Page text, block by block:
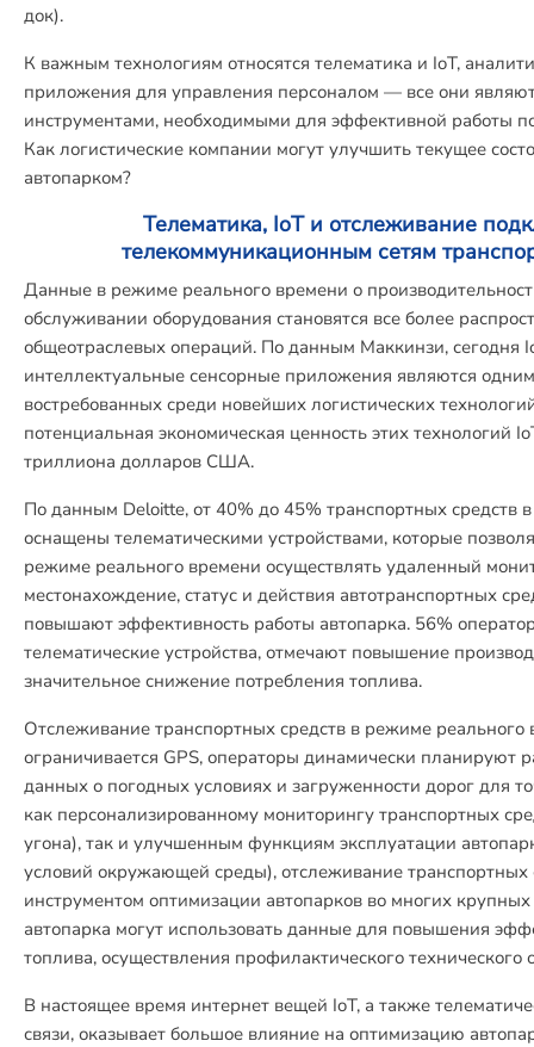
док).
К важным технологиям относятся телематика и IoT,
приложения для управления персоналом — все они
инструментами, необходимыми для эффективной работы
Как логистические компании могут улучшить текущее
автопарком?
Телематика, IoT и отслеживание
телекоммуникационным сетям
Данные в режиме реального времени о
обслуживании оборудования становятся все более
общеотраслевых операций. По данным Маккинзи, сегодня
интеллектуальные сенсорные приложения являются
востребованных среди новейших логистических
потенциальная экономическая ценность этих технологий
триллиона долларов США.
По данным Deloitte, от 40% до 45% транспортных средств
оснащены телематическими устройствами, которые
режиме реального времени осуществлять удаленный
местонахождение, статус и действия автотранспортных
повышают эффективность работы автопарка. 56%
телематические устройства, отмечают повышение
значительное снижение потребления топлива.
Отслеживание транспортных средств в режиме реального
ограничивается GPS, операторы динамически планируют
данных о погодных условиях и загруженности дорог для
как персонализированному мониторингу транспортных
угона), так и улучшенным функциям эксплуатации
условий окружающей среды), отслеживание транспортных
инструментом оптимизации автопарков во многих
автопарка могут использовать данные для повышения
топлива, осуществления профилактического технического
В настоящее время интернет вещей IoT, а также
связи, оказывает большое влияние на оптимизацию